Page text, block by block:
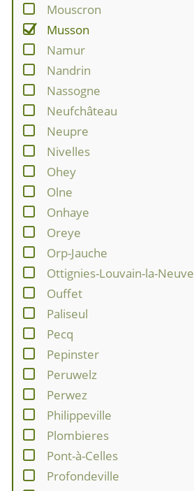
Mouscron
Musson
Namur
Nandrin
Nassogne
Neufchâteau
Neupre
Nivelles
Ohey
Olne
Onhaye
Oreye
Orp-Jauche
Ottignies-Louvain-la-Neuve
Ouffet
Paliseul
Pecq
Pepinster
Peruwelz
Perwez
Philippeville
Plombieres
Pont-à-Celles
Profondeville